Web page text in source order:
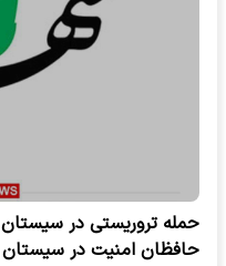
حمله تروریستی در
حافظان امنیت در